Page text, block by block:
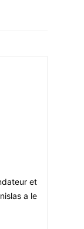
et
a le